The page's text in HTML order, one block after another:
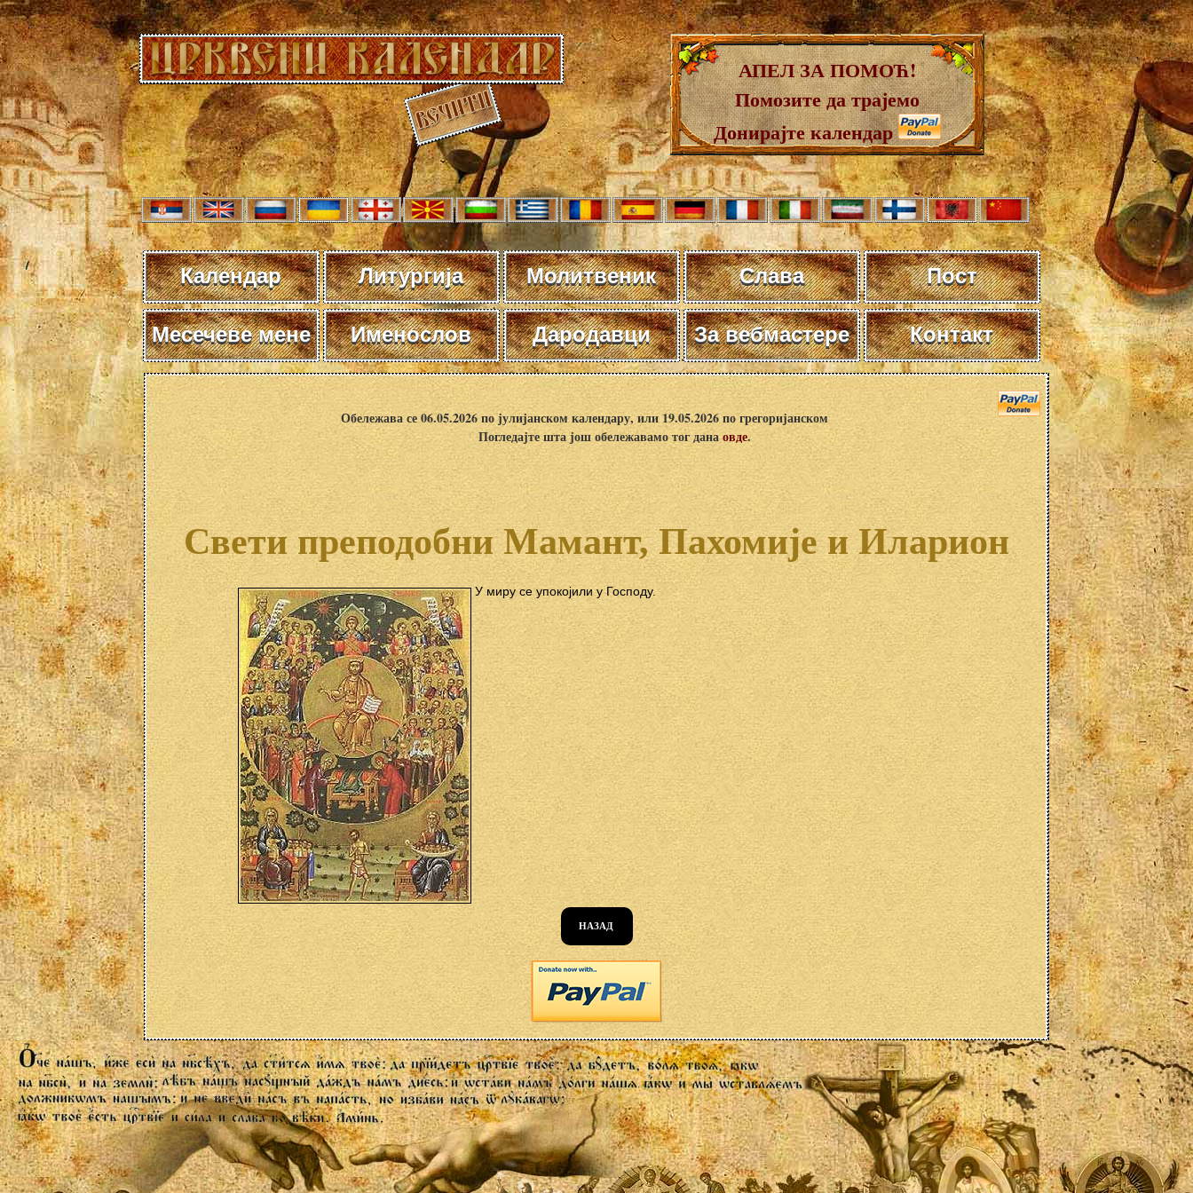
АПЕЛ ЗА ПОМОЋ!
Помозите да трајемо
Донирајте календар
Календар Литургија Молитвеник Слава Пост
Месечеве мене Именослов Дародавци За вебмастере Контакт
Обележава се 06.05.2026 по јулијанском календару, или 19.05.2026 по грегоријанском
Погледајте шта још обележавамо тог данаовде.
Свети преподобни Мамант, Пахомије и Иларион
У миру се упокојили у Господу.
НАЗАД